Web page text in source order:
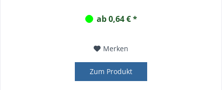
ab 0,64 € *
Merken
Zum Produkt